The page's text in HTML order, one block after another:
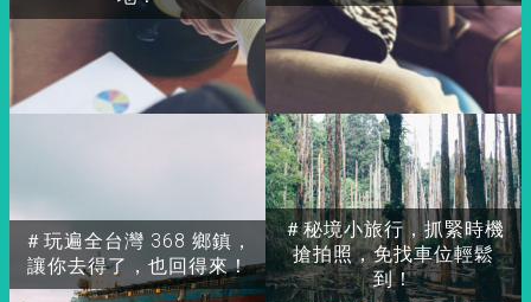
＃玩遍全台灣 368 鄉鎮，
讓你去得了，也回得來！
＃秘境小旅行，抓緊時機
搶拍照，免找車位輕鬆
到！